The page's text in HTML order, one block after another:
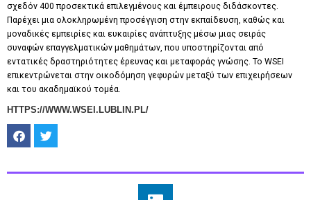
σχεδόν 400 προσεκτικά επιλεγμένους και έμπειρους διδάσκοντες.
Παρέχει μια ολοκληρωμένη προσέγγιση στην εκπαίδευση, καθώς και
μοναδικές εμπειρίες και ευκαιρίες ανάπτυξης μέσω μιας σειράς
συναφών επαγγελματικών μαθημάτων, που υποστηρίζονται από
εντατικές δραστηριότητες έρευνας και μεταφοράς γνώσης. Το WSEI
επικεντρώνεται στην οικοδόμηση γεφυρών μεταξύ των επιχειρήσεων
και του ακαδημαϊκού τομέα.
HTTPS://WWW.WSEI.LUBLIN.PL/